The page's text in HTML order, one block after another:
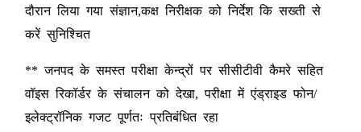
दौरान लिया गया संज्ञान,कक्ष निरीक्षक को निर्देश कि सख्ती से
करें सुनिश्चित
** जनपद के समस्त परीक्षा केन्द्रों पर सीसीटीवी कैमरे सहित
वॉइस रिकॉर्डर के संचालन को देखा, परीक्षा में एंड्राइड फोन/
इलेक्ट्रॉनिक गजट पूर्णतः प्रतिबंधित रहा